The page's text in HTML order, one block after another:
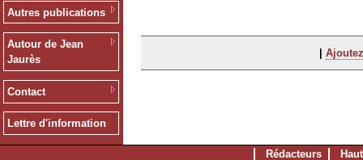
Autres publications
Autour de Jean
Jaurès
Contact
Lettre d'information
|
Rédacteurs